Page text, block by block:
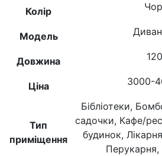
Колір
Модель
Довжина
Ціна 3000-
Тип
приміщення
Бібліотеки,
садочки, Кафе/
будинок,
Перукарня,